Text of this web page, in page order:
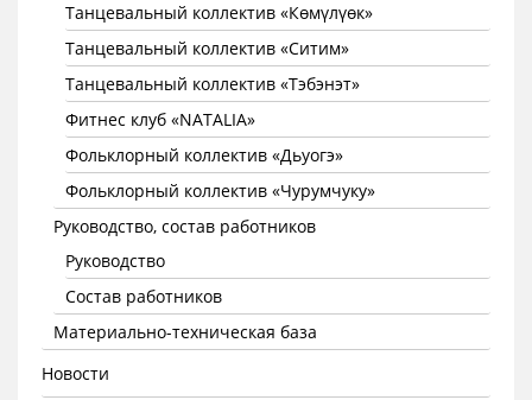
Танцевальный коллектив «Көмүлүөк»
Танцевальный коллектив «Ситим»
Танцевальный коллектив «Тэбэнэт»
Фитнес клуб «NATALIA»
Фольклорный коллектив «Дьуогэ»
Фольклорный коллектив «Чурумчуку»
Руководство, состав работников
Руководство
Состав работников
Материально-техническая база
Новости